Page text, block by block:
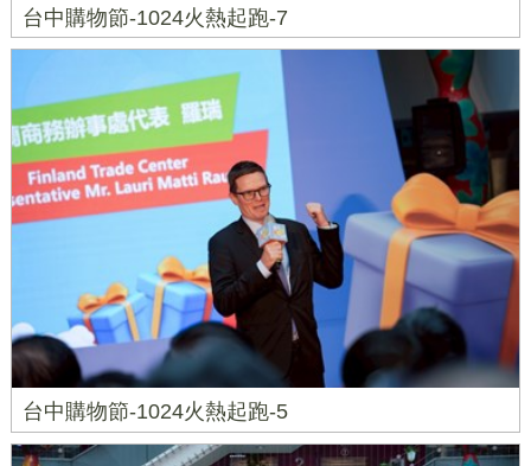
台中購物節-1024火熱起跑-7
台中購物節-1024火熱起跑-5